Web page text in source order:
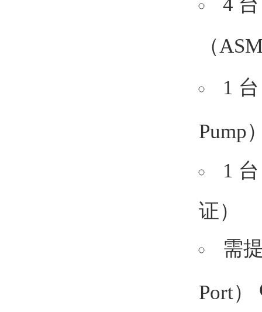
（
1
Pump
1
证）
需
Port）